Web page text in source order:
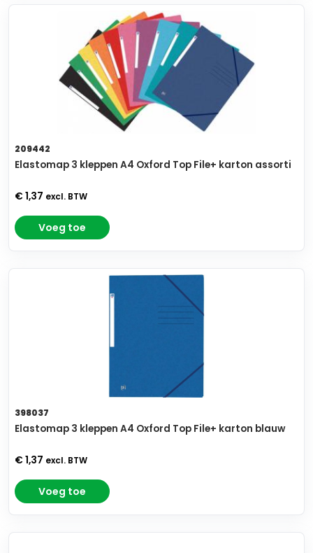
209442
Elastomap 3 kleppen A4 Oxford Top File+ karton assorti
€ 1,37 excl. BTW
Voeg toe
398037
Elastomap 3 kleppen A4 Oxford Top File+ karton blauw
€ 1,37 excl. BTW
Voeg toe